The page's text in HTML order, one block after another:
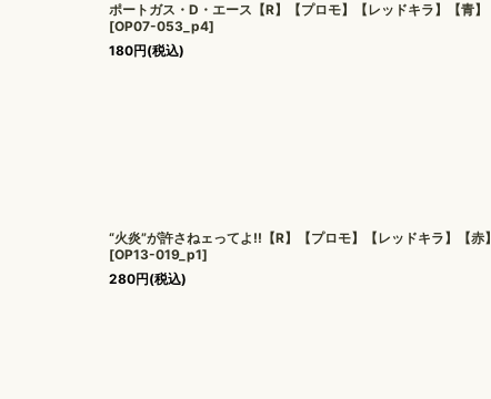
ポートガス・D・エース【R】【プロモ】【レッドキラ】【青】
[OP07-053_p4]
180円(税込)
“火炎”が許さねェってよ!!【R】【プロモ】【レッドキラ】【赤】
[OP13-019_p1]
280円(税込)